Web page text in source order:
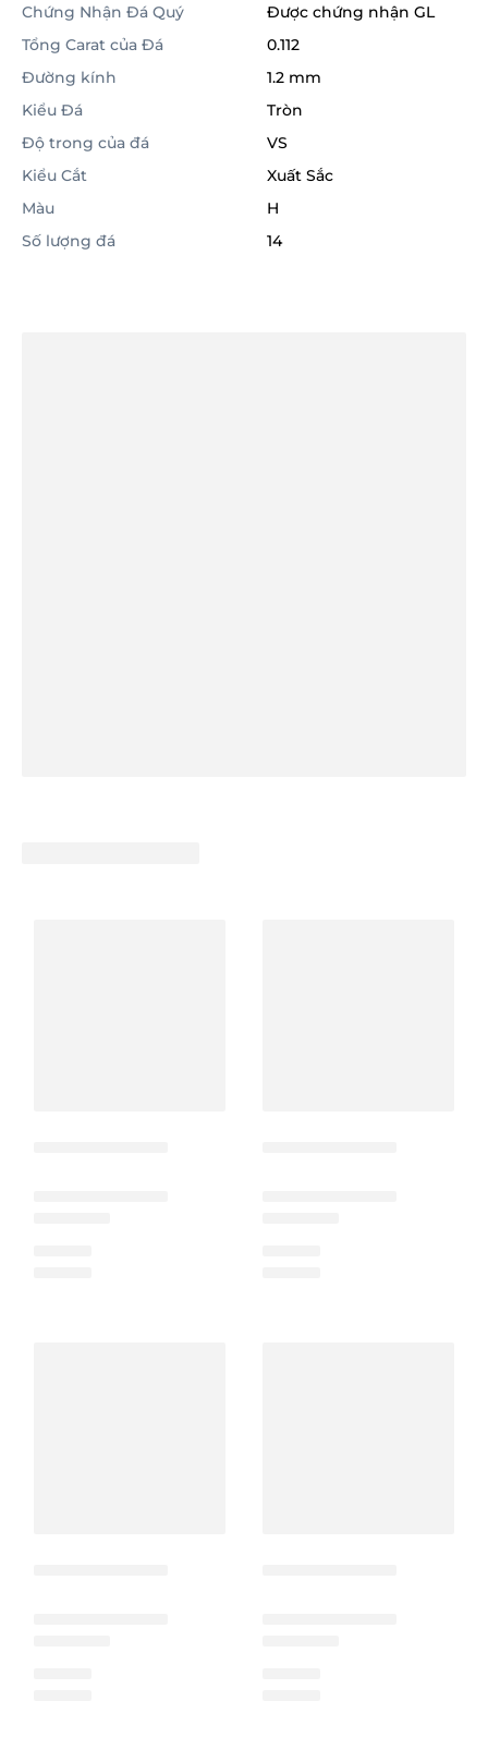
Chứng Nhận Đá Quý
Được chứng nhận GL
Tổng Carat của Đá
0.112
Đường kính
1.2 mm
Kiểu Đá
Tròn
Độ trong của đá
VS
Kiểu Cắt
Xuất Sắc
Màu
H
Số lượng đá
14